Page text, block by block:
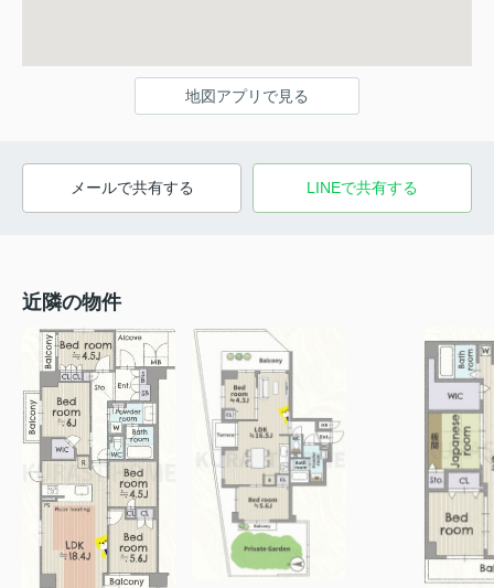
地図アプリで見る
メールで共有する LINEで共有する
近隣の物件